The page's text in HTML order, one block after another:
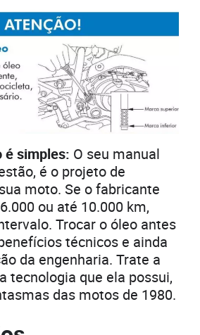
é simples: O seu manual
é o projeto de
moto. Se o fabricante
ou até 10.000 km,
Trocar o óleo antes
técnicos e ainda
da engenharia. Trate a
tecnologia que ela possui,
das motos de 1980.